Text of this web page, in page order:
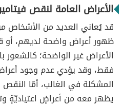
الأعراض العامة لنقص
قد يُعاني العديد من الأشخاص
ظهور أعراض واضحة لديهم،
الأعراض غير الواضحة؛ كالشعور
فقط، وقد يؤدي عدم وجود
المشكلة في الغالب، أمّا النقص
يظهر معه من أعراضٍ